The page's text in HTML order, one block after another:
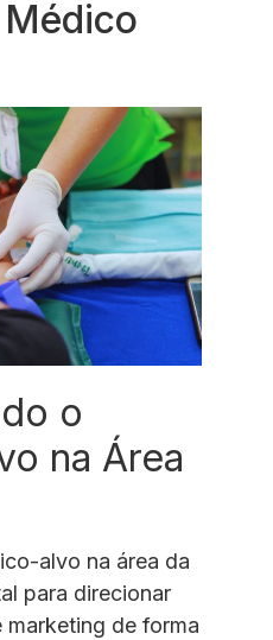
o
na Área
alvo na área da
para direcionar
marketing de forma